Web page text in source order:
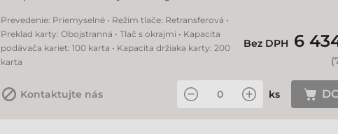
Prevedenie: Priemyselné • Režim tlače: Retransferová •
Preklad karty: Obojstranná • Tlač s okrajmi • Kapacita
podávača kariet: 100 karta • Kapacita držiaka karty: 200
karta
Bez DPH 6
(
Kontaktujte nás ks